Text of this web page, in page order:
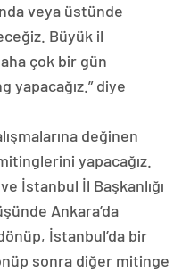
veya üstünde
Büyük il
çok bir gün
diye
değinen
yapacağız.
İstanbul İl Başkanlığı
Ankara’da
İstanbul’da bir
sonra diğer mitinge